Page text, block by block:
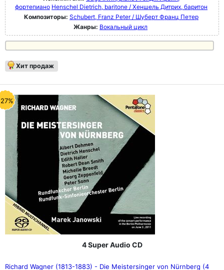
фортепиано Henschel Dietrich, baritone / Хеншель Дитрих, баритон
Композиторы: Schubert, Franz Peter / Шуберт Франц Петер
Жанры: Вокальный цикл
Хит продаж
4 Super Audio CD
Richard Wagner (1813-1883) - Die Meistersinger von Nürnberg (4